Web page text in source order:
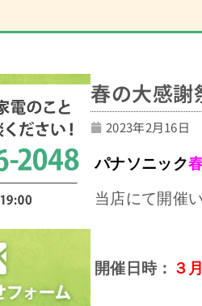
春の大感謝
2023年2月16日
パナソニック
当店にて開催
開催日時： ３